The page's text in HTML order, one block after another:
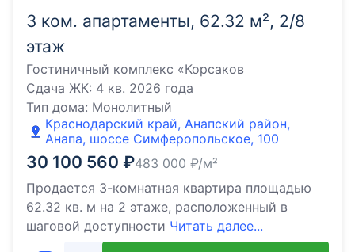
3 ком. апартаменты, 62.32 м², 2/8
этаж
Гостиничный комплекс «Корсаков
Сдача ЖК: 4 кв. 2026 года
Тип дома: Монолитный
Краснодарский край, Анапский район,
Анапа, шоссе Симферопольское, 100
30 100 560 ₽483 000 ₽/м²
Продается 3-комнатная квартира площадью
62.32 кв. м на 2 этаже, расположенный в
шаговой доступности Читать далее...